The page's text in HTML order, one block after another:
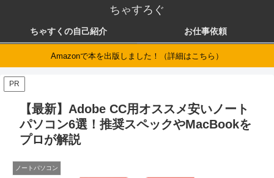
ちゃすろぐ
ちゃすくの自己紹介 お仕事依頼
Amazonで本を出版しました！（詳細はこちら）
PR
【最新】Adobe CC用オススメ安いノート
パソコン6選！推奨スペックやMacBookを
プロが解説
ノートパソコン